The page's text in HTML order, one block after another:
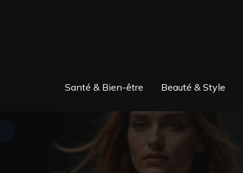
Santé & Bien-être Beauté & Style